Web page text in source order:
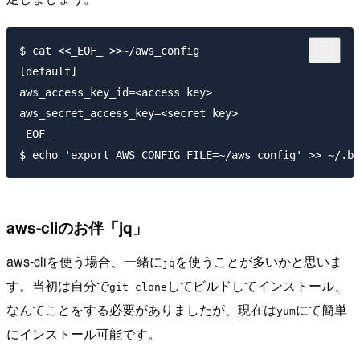
$ cat <<_EOF_ >>~/aws_config
[default]
aws_access_key_id=<access key>
aws_secret_access_key=<secret key>
_EOF_
aws-cliのお伴「jq」
aws-cliを使う場合、一緒にjq を使うことが多いかと思いま
す。当初は自分でgit clone してビルドしてインストール、
なんてことをする必要がありましたが、現在はyumにて簡単
にインストール可能です。